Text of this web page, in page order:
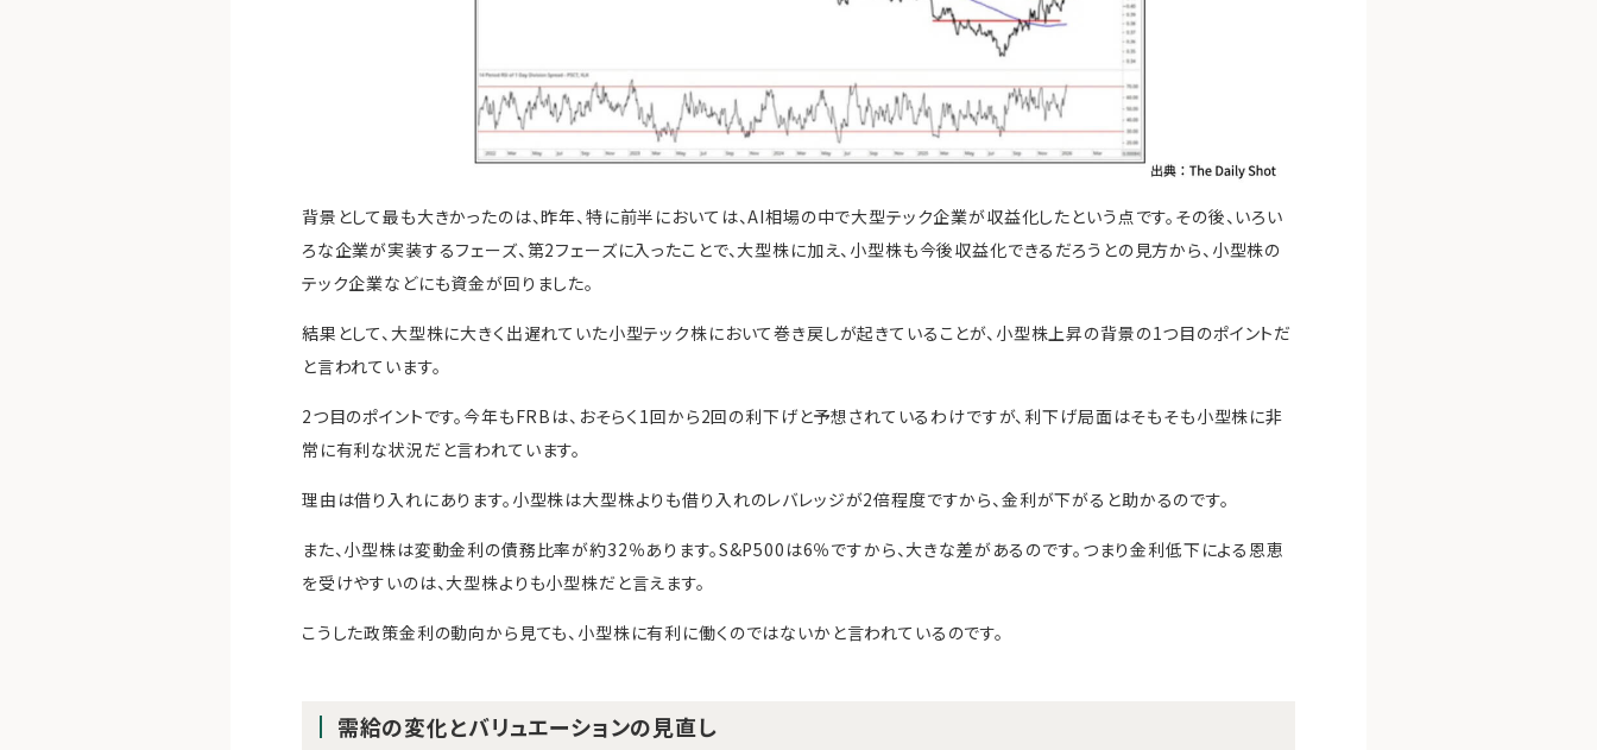
背景として最も大きかったのは、昨年、特に前半においては、AI相場の中で大型テック企業が収益化したという点です。その後、いろい
ろな企業が実装するフェーズ、第2フェーズに入ったことで、大型株に加え、小型株も今後収益化できるだろうとの見方から、小型株の
テック企業などにも資金が回りました。
結果として、大型株に大きく出遅れていた小型テック株において巻き戻しが起きていることが、小型株上昇の背景の1つ目のポイントだ
と言われています。
2つ目のポイントです。今年もFRBは、おそらく1回から2回の利下げと予想されているわけですが、利下げ局面はそもそも小型株に非
常に有利な状況だと言われています。
理由は借り入れにあります。小型株は大型株よりも借り入れのレバレッジが2倍程度ですから、金利が下がると助かるのです。
また、小型株は変動金利の債務比率が約32％あります。S&P500は6％ですから、大きな差があるのです。つまり金利低下による恩恵
を受けやすいのは、大型株よりも小型株だと言えます。
こうした政策金利の動向から見ても、小型株に有利に働くのではないかと言われているのです。
需給の変化とバリュエーションの見直し